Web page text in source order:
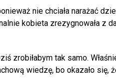
nie chciała narażać
kobieta zrezygnowała z
zrobiłabym tak samo.
wiedzę, bo okazało